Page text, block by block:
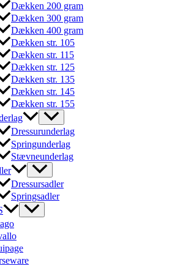
Dækken 200 gram
Dækken 300 gram
Dækken 400 gram
Dækken str. 105
Dækken str. 115
Dækken str. 125
Dækken str. 135
Dækken str. 145
Dækken str. 155
Dressurunderlag
Springunderlag
Stævneunderlag
Dressursadler
Springsadler